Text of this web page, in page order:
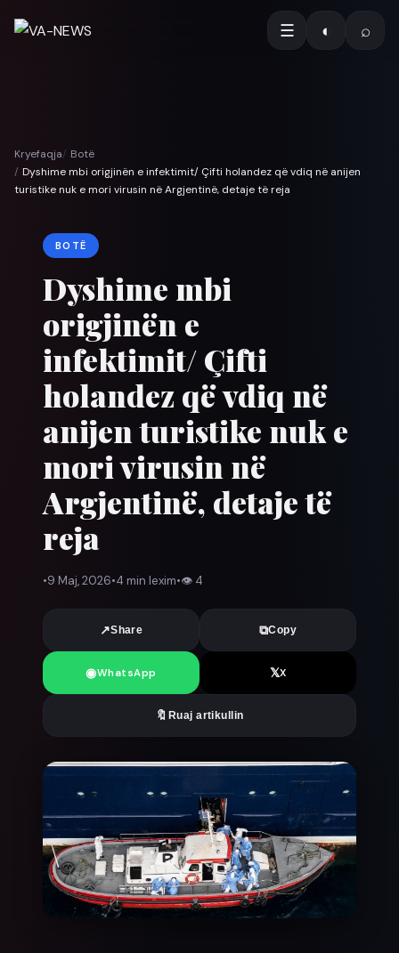
☰ ◐ ⌕
Kryefaqja
Botë
Dyshime mbi origjinën e infektimit/ Çifti holandez që vdiq në anijen
turistike nuk e mori virusin në Argjentinë, detaje të reja
BOTË
Dyshime mbi
origjinën e
infektimit/ Çifti
holandez që vdiq në
anijen turistike nuk e
mori virusin në
Argjentinë, detaje të
reja
•9 Maj, 2026•4 min lexim•👁 4
↗Share ⧉Copy
◉WhatsApp 𝕏X
🔖 Ruaj artikullin